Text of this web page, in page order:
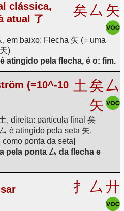
clássica,
atual 了
矣厶 矢
, em baixo: Flecha 矢 (= uma
)
atingido pela flecha, é o: fim.
(=10^-10 土 矣厶
矢
, direita: partícula final 矣
é atingido pela seta 矢,
ponta da seta]
pela ponta 厶 da flecha e
扌 厶 廾